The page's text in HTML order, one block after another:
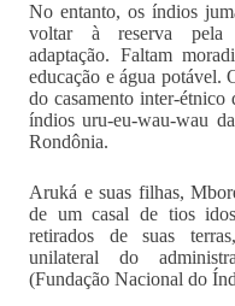
No entanto, os índios
voltar à reserva pela
adaptação. Faltam
educação e água potável.
do casamento inter-étnico
índios uru-eu-wau-wau
Rondônia.
Aruká e suas filhas,
de um casal de tios
retirados de suas
unilateral do
(Fundação Nacional do